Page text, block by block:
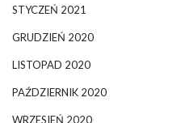
STYCZEŃ 2021
GRUDZIEŃ 2020
LISTOPAD 2020
PAŹDZIERNIK 2020
WRZESIEŃ 2020